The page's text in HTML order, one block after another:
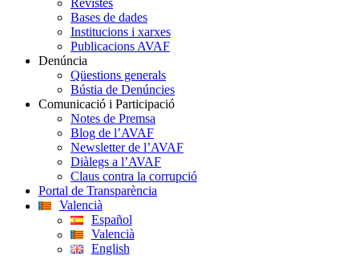
Revistes
Bases de dades
Institucions i xarxes
Publicacions AVAF
Denúncia
Qüestions generals
Bústia de Denúncies
Comunicació i Participació
Notes de Premsa
Blog de l’AVAF
Newsletter de l’AVAF
Diàlegs a l’AVAF
Claus contra la corrupció
Portal de Transparència
Valencià
Español
Valencià
English